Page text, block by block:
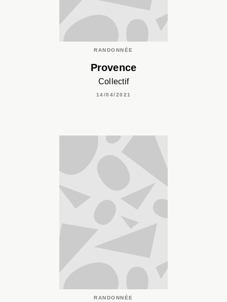
RANDONNÉE
Provence
Collectif
14/04/2021
RANDONNÉE